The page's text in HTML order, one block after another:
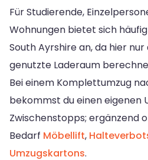
Für Studierende,
Wohnungen bietet sich
South Ayrshire an, da hier
genutzte Laderaum
Bei einem Komplettumzug
bekommst du einen eigenen
Zwischenstopps; ergänzend
Bedarf Möbellift,
Umzugskartons.